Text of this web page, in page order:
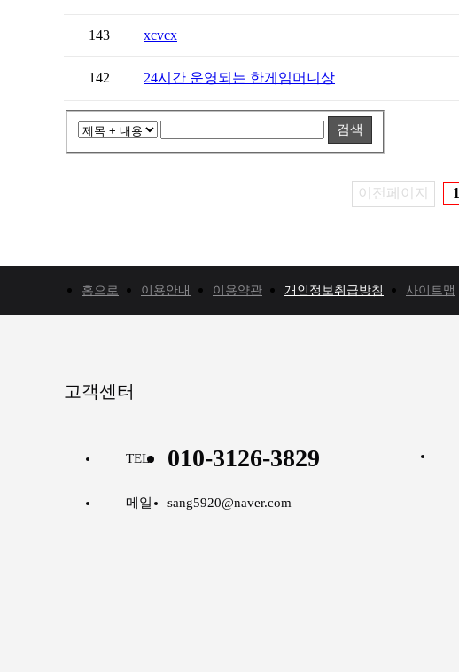
143 xcvcx
142 24시간 운영되는 한게임머니상
검색
이전페이지 1
홈으로 이용안내 이용약관 개인정보취급방침 사이트맵
고객센터
TEL 010-3126-3829
메일 sang5920@naver.com